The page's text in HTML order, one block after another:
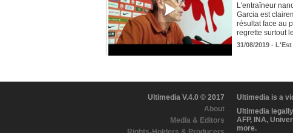
L'entraîneur
Garcia est
résultat face au
regrette surtout
31/08/2019 -
Ultimedia V.4.0 © 2017
About
Media & Editors
Ultimedia is a
Ultimedia
AFP, INA,
more.